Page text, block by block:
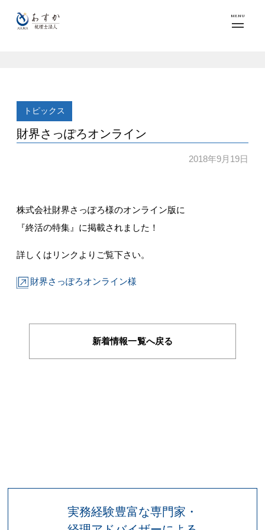
MENU
トピックス
財界さっぽろオンライン
2018年9月19日
株式会社財界さっぽろ様のオンライン版に
『終活の特集』に掲載されました！
詳しくはリンクよりご覧下さい。
財界さっぽろオンライン様
新着情報一覧へ戻る
実務経験豊富な専門家・